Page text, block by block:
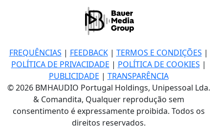
FREQUÊNCIAS | FEEDBACK| TERMOS E CONDIÇÕES |
POLÍTICA DE PRIVACIDADE | POLÍTICA DE COOKIES |
PUBLICIDADE | TRANSPARÊNCIA
© 2026 BMHAUDIO Portugal Holdings, Unipessoal Lda.
& Comandita, Qualquer reprodução sem
consentimento é expressamente proibida. Todos os
direitos reservados.